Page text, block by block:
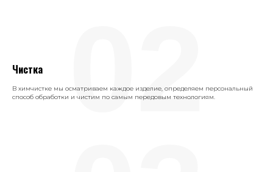
Чистка
В химчистке мы осматриваем каждое изделие, определяем персональный
способ обработки и чистим по самым передовым технологиям.
02